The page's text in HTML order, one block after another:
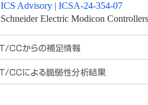
ICS Advisory | ICSA-24-354-07
Schneider Electric Modicon Controllers